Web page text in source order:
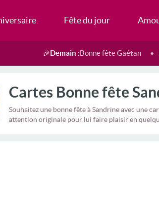
Fête du jour
🎉Demain :Bonne fête Gaétan
Cartes Bonne fête
Souhaitez une bonne fête à Sandrine avec une
attention originale pour lui faire plaisir en